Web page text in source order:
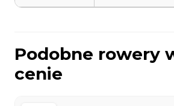
Podobne rowery
cenie